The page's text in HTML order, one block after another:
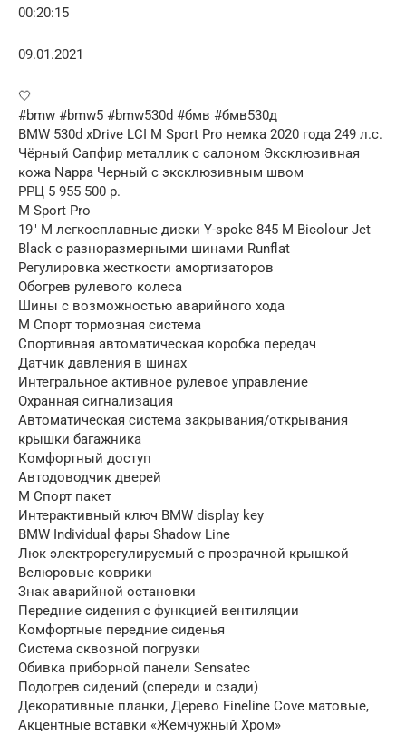
00:20:15
09.01.2021
🤍
#bmw #bmw5 #bmw530d #бмв #бмв530д
BMW 530d xDrive LCI M Sport Pro немка 2020 года 249 л.с.
Чёрный Сапфир металлик с салоном Эксклюзивная
кожа Nappa Черный с эксклюзивным швом
РРЦ 5 955 500 р.
M Sport Pro
19″ M легкосплавные диски Y-spoke 845 M Bicolour Jet
Black с разноразмерными шинами Runflat
Регулировка жесткости амортизаторов
Обогрев рулевого колеса
Шины с возможностью аварийного хода
M Спорт тормозная система
Спортивная автоматическая коробка передач
Датчик давления в шинах
Интегральное активное рулевое управление
Охранная сигнализация
Автоматическая система закрывания/открывания
крышки багажника
Комфортный доступ
Автодоводчик дверей
М Спорт пакет
Интерактивный ключ BMW display key
BMW Individual фары Shadow Line
Люк электрорегулируемый с прозрачной крышкой
Велюровые коврики
Знак аварийной остановки
Передние сидения с функцией вентиляции
Комфортные передние сиденья
Система сквозной погрузки
Обивка приборной панели Sensatec
Подогрев сидений (спереди и сзади)
Декоративные планки, Дерево Fineline Cove матовые,
Акцентные вставки «Жемчужный Хром»